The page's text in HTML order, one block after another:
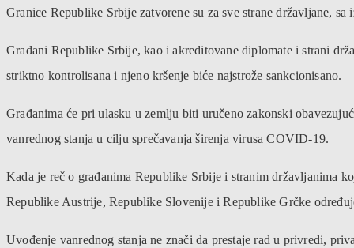
Granice Republike Srbije zatvorene su za sve strane državljane,
Građani Republike Srbije, kao i akreditovane diplomate i strani
striktno kontrolisana i njeno kršenje biće najstrože sankcionisano.
Građanima će pri ulasku u zemlju biti uručeno zakonski
vanrednog stanja u cilju sprečavanja širenja virusa COVID-19.
Kada je reč o građanima Republike Srbije i stranim državljanima
Republike Austrije, Republike Slovenije i Republike Grčke
Uvođenje vanrednog stanja ne znači da prestaje rad u privredi,